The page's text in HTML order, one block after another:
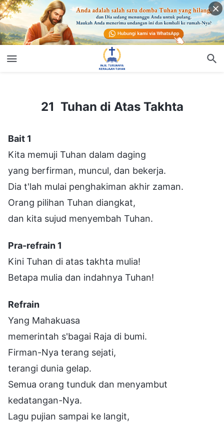
21 Tuhan di Atas Takhta
Bait 1
Kita memuji Tuhan dalam daging
yang berfirman, muncul, dan bekerja.
Dia t'lah mulai penghakiman akhir zaman.
Orang pilihan Tuhan diangkat,
dan kita sujud menyembah Tuhan.
Pra-refrain 1
Kini Tuhan di atas takhta mulia!
Betapa mulia dan indahnya Tuhan!
Refrain
Yang Mahakuasa
memerintah s'bagai Raja di bumi.
Firman-Nya terang sejati,
terangi dunia gelap.
Semua orang tunduk dan menyambut
kedatangan-Nya.
Lagu pujian sampai ke langit,